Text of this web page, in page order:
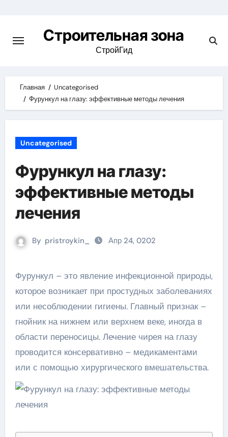
content
Строительная зона
СтройГид
Главная
Uncategorised
Фурункул на глазу: эффективные методы лечения
Uncategorised
Фурункул на глазу:
эффективные методы
лечения
By pristroykin_ Апр 24, 0202
Фурункул – это явление инфекционной природы,
которое возникает при простудных заболеваниях
или несоблюдении гигиены. Главный признак –
гнойник на нижнем или верхнем веке, иногда в
области переносицы. Лечение чирея на глазу
проводится консервативно – медикаментами
или с помощью хирургического вмешательства.